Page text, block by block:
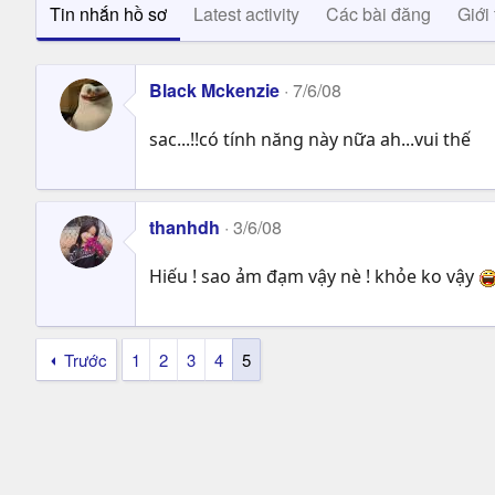
Tin nhắn hồ sơ Latest activity Các bài đăng Giới
Black Mckenzie 7/6/08
sac...!!có tính năng này nữa ah...vui thế
thanhdh 3/6/08
Hiếu ! sao ảm đạm vậy nè ! khỏe ko vậy
Trước 1 2 3 4 5